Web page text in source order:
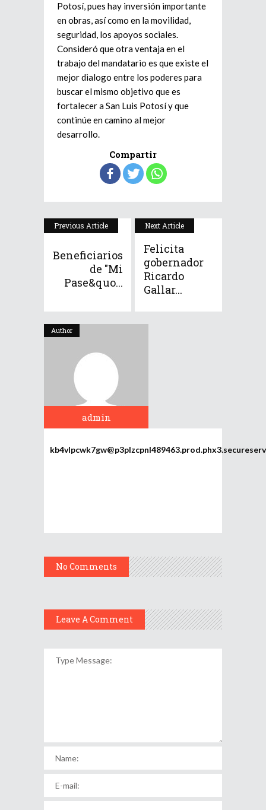
Potosí, pues hay inversión importante
en obras, así como en la movilidad,
seguridad, los apoyos sociales.
Consideró que otra ventaja en el
trabajo del mandatario es que existe el
mejor dialogo entre los poderes para
buscar el mismo objetivo que es
fortalecer a San Luis Potosí y que
continúe en camino al mejor
desarrollo.
Compartir
Previous Article
Beneficiarios
de "Mi
Pase&quo...
Next Article
Felicita
gobernador
Ricardo
Gallar...
Author
admin
No Comments
Leave A Comment